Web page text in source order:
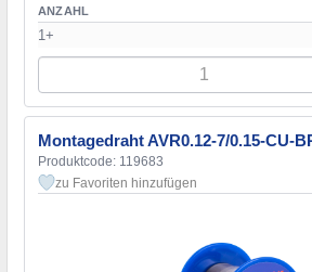
ANZAHL
1+
Montagedraht AVR0.12-7/0.15-CU-
Produktcode: 119683
zu Favoriten hinzufügen